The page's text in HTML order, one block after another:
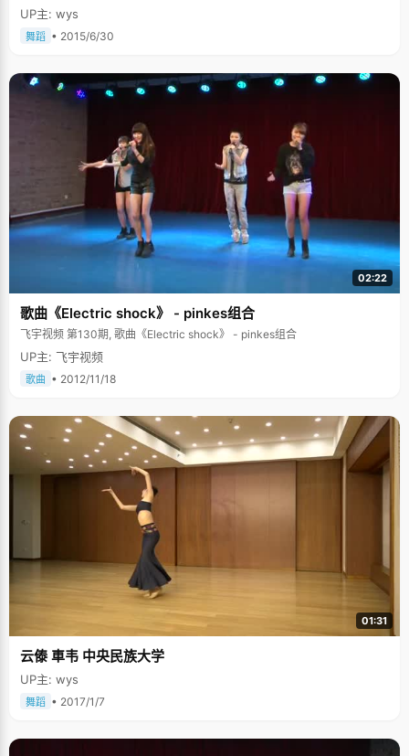
UP主: wys
舞蹈 • 2015/6/30
02:22
歌曲《Electric shock》 - pinkes组合
飞宇视频 第130期, 歌曲《Electric shock》 - pinkes组合
UP主: 飞宇视频
歌曲 • 2012/11/18
01:31
云傣 車韦 中央民族大学
UP主: wys
舞蹈 • 2017/1/7